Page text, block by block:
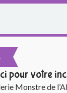
pour votre
Monstre de